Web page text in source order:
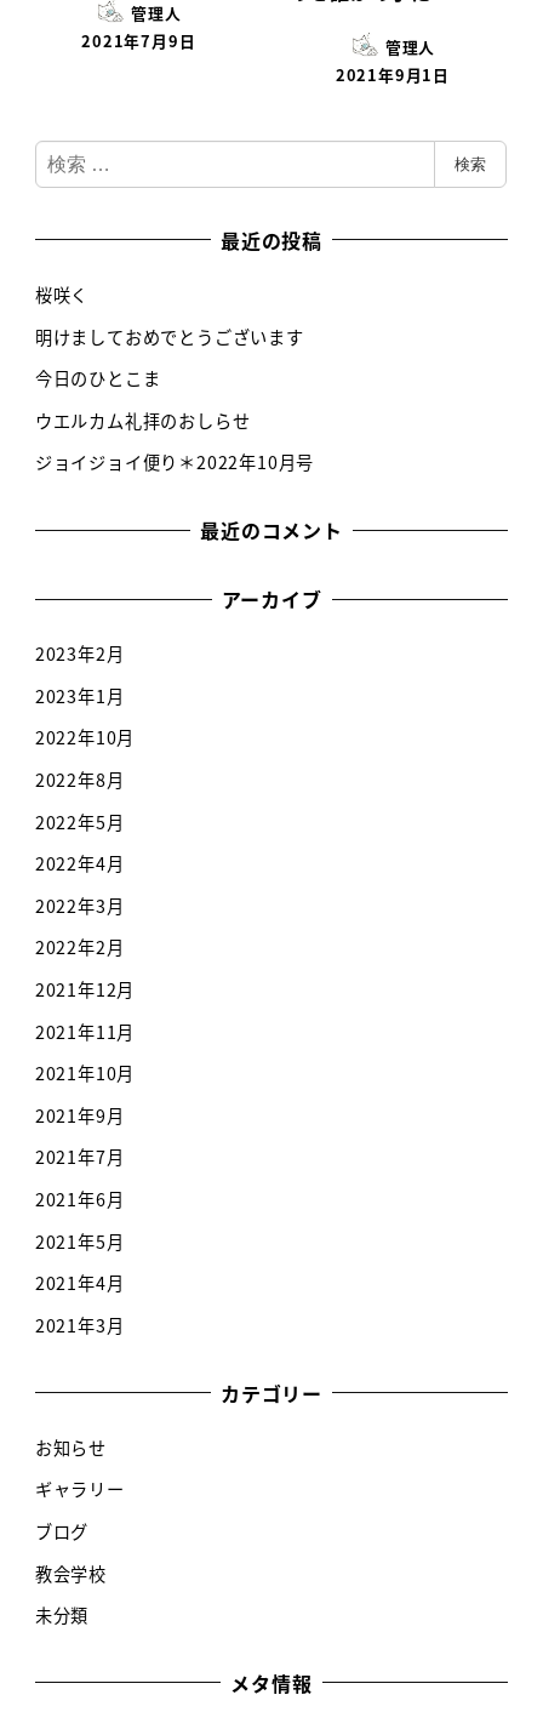
管理人
2021年7月9日
管理人
2021年9月1日
検
索
検索
最近の投稿
桜咲く
明けましておめでとうございます
今日のひとこま
ウエルカム礼拝のおしらせ
ジョイジョイ便り＊2022年10月号
最近のコメント
アーカイブ
2023年2月
2023年1月
2022年10月
2022年8月
2022年5月
2022年4月
2022年3月
2022年2月
2021年12月
2021年11月
2021年10月
2021年9月
2021年7月
2021年6月
2021年5月
2021年4月
2021年3月
カテゴリー
お知らせ
ギャラリー
ブログ
教会学校
未分類
メタ情報